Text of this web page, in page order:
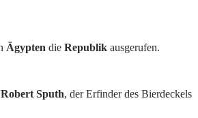
Ägypten die Republik ausgerufen.
Robert Sputh, der Erfinder des Bierdeckels